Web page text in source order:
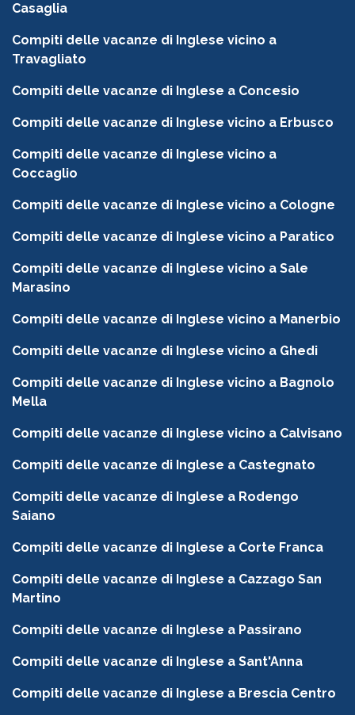
Casaglia
Compiti delle vacanze di Inglese vicino a
Travagliato
Compiti delle vacanze di Inglese a Concesio
Compiti delle vacanze di Inglese vicino a Erbusco
Compiti delle vacanze di Inglese vicino a
Coccaglio
Compiti delle vacanze di Inglese vicino a Cologne
Compiti delle vacanze di Inglese vicino a Paratico
Compiti delle vacanze di Inglese vicino a Sale
Marasino
Compiti delle vacanze di Inglese vicino a Manerbio
Compiti delle vacanze di Inglese vicino a Ghedi
Compiti delle vacanze di Inglese vicino a Bagnolo
Mella
Compiti delle vacanze di Inglese vicino a Calvisano
Compiti delle vacanze di Inglese a Castegnato
Compiti delle vacanze di Inglese a Rodengo
Saiano
Compiti delle vacanze di Inglese a Corte Franca
Compiti delle vacanze di Inglese a Cazzago San
Martino
Compiti delle vacanze di Inglese a Passirano
Compiti delle vacanze di Inglese a Sant'Anna
Compiti delle vacanze di Inglese a Brescia Centro